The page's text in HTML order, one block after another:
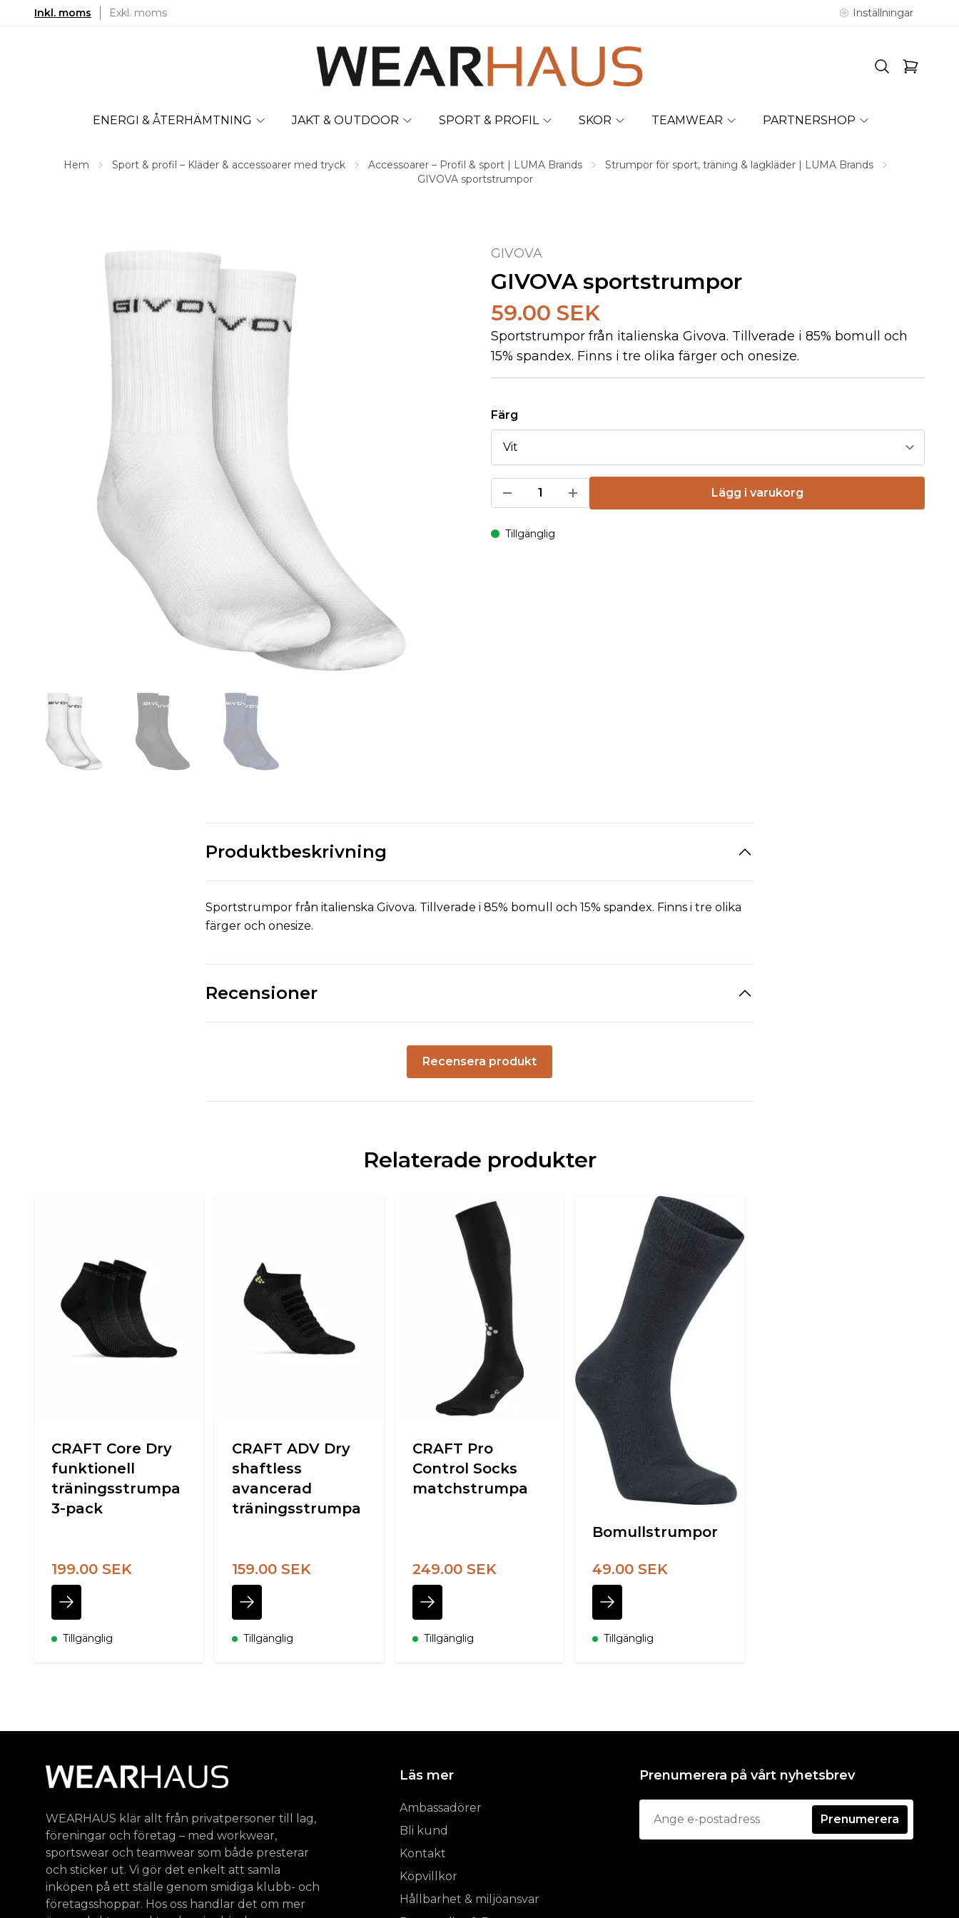
Inkl. moms Exkl. moms Inställningar
ENERGI & ÅTERHÄMTNING JAKT & OUTDOOR SPORT & PROFIL SKOR TEAMWEAR PARTNERSHOP
Hem Sport & profil – Kläder & accessoarer med tryck Accessoarer – Profil & sport | LUMA Brands
Strumpor för sport, träning & lagkläder | LUMA Brands
GIVOVA sportstrumpor
GIVOVA
GIVOVA sportstrumpor
59.00 SEK
Sportstrumpor från italienska Givova. Tillverade i 85% bomull och
15% spandex. Finns i tre olika färger och onesize.
Färg
Lägg i varukorg
Tillgänglig
Produktbeskrivning
Sportstrumpor från italienska Givova. Tillverade i 85% bomull och 15% spandex. Finns i tre olika
färger och onesize.
Recensioner
Recensera produkt
Relaterade produkter
CRAFT Core Dry
funktionell
träningsstrumpa
3-pack
199.00 SEK
Tillgänglig
CRAFT ADV Dry
shaftless
avancerad
träningsstrumpa
159.00 SEK
Tillgänglig
CRAFT Pro
Control Socks
matchstrumpa
249.00 SEK
Tillgänglig
Bomullstrumpor
49.00 SEK
Tillgänglig
WEARHAUS klär allt från privatpersoner till lag,
föreningar och företag – med workwear,
sportswear och teamwear som både presterar
och sticker ut. Vi gör det enkelt att samla
inköpen på ett ställe genom smidiga klubb- och
företagsshoppar. Hos oss handlar det om mer
Läs mer
Ambassadörer
Bli kund
Kontakt
Köpvillkor
Hållbarhet & miljöansvar
Prenumerera på vårt nyhetsbrev
Prenumerera